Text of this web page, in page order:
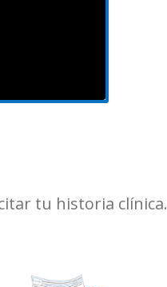
tu historia clínica.